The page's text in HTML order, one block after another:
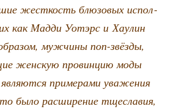
жест­кость блю­зо­вых испол­
как Мад­ди Уот­эрс и Хау­лин
муж­чи­ны поп-звёз­ды,
жен­скую про­вин­цию моды
при­ме­ра­ми ува­же­ния
было рас­ши­ре­ние тще­сла­вия,